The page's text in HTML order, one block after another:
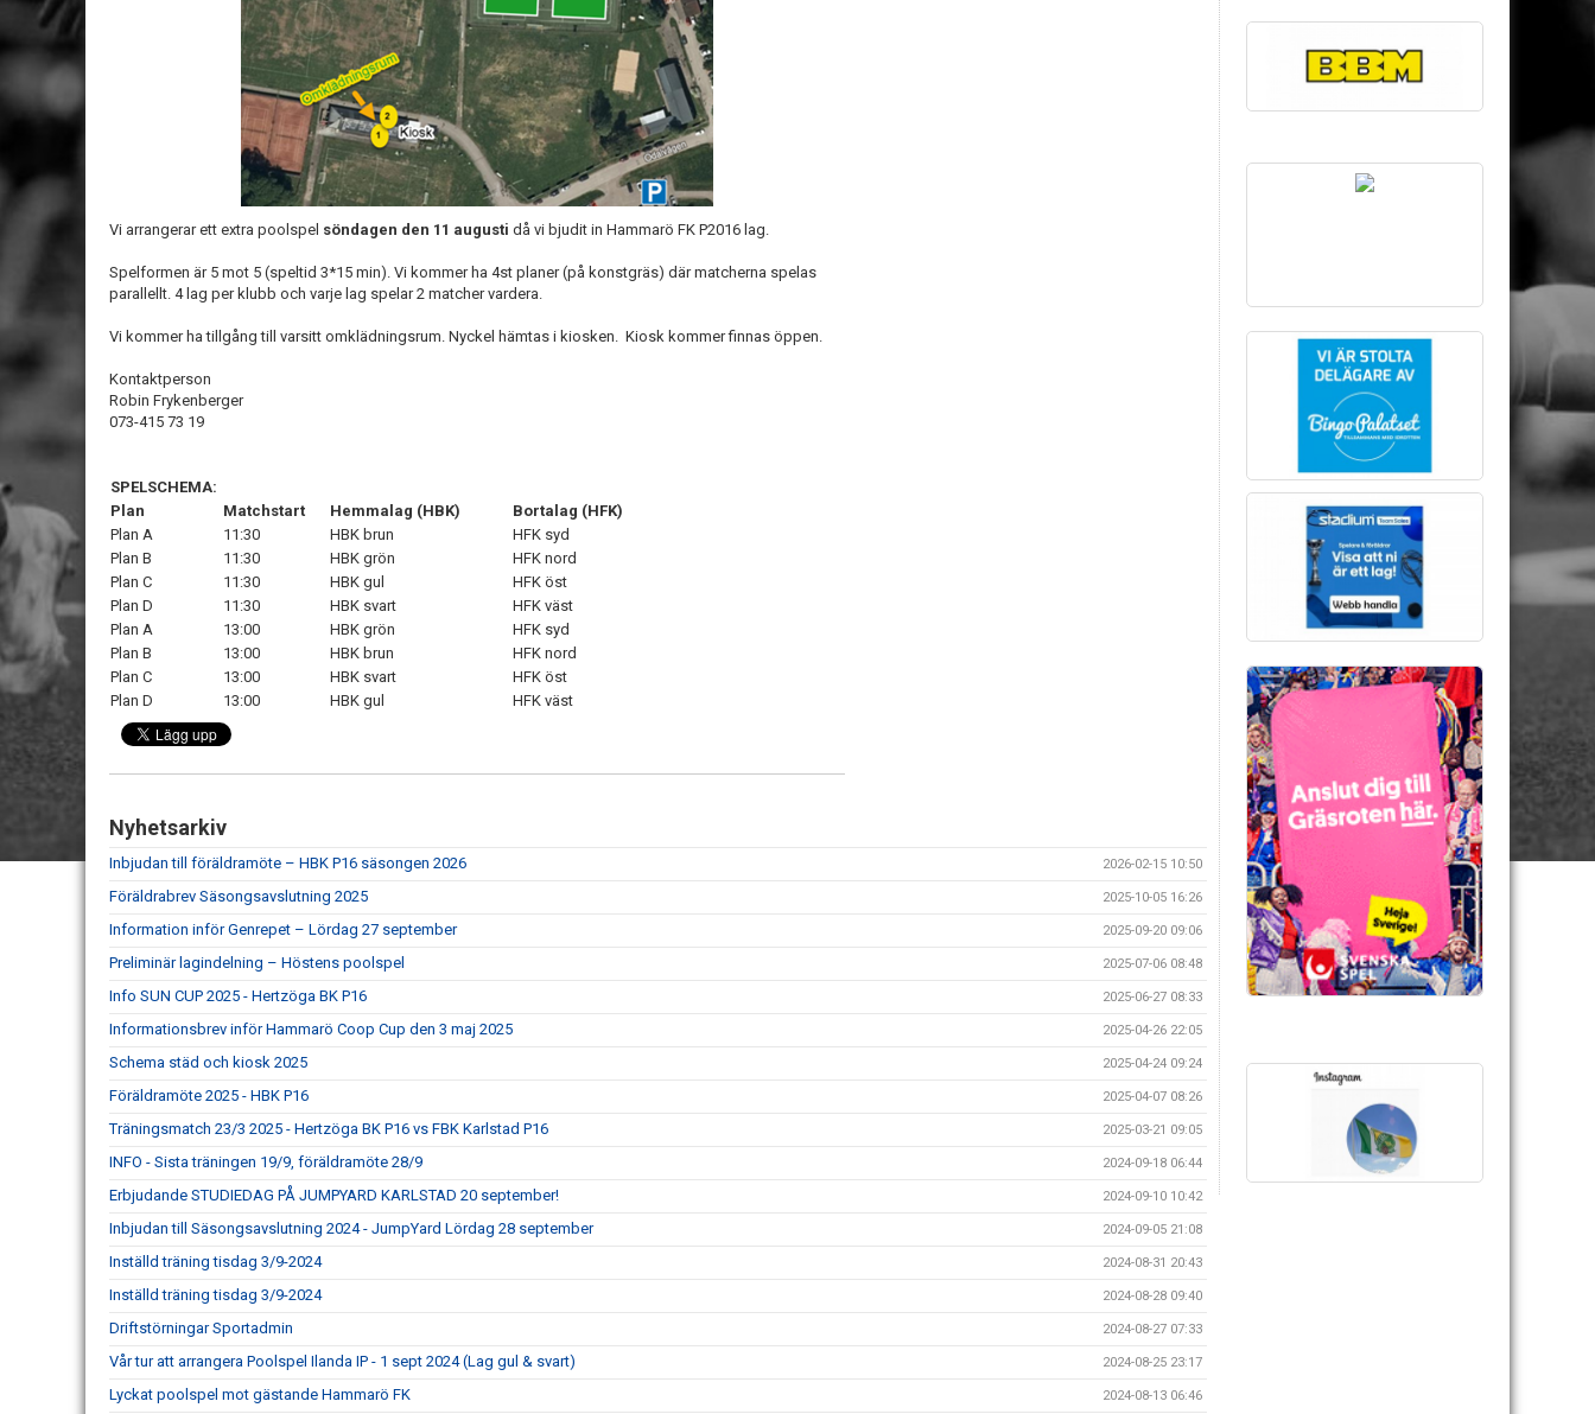
Vi arrangerar ett extra poolspel söndagen den 11 augusti då vi bjudit in Hammarö FK P2016 lag.
Spelformen är 5 mot 5 (speltid 3*15 min). Vi kommer ha 4st planer (på konstgräs) där matcherna spelas
parallellt. 4 lag per klubb och varje lag spelar 2 matcher vardera.
Vi kommer ha tillgång till varsitt omklädningsrum. Nyckel hämtas i kiosken. Kiosk kommer finnas öppen.
Kontaktperson
Robin Frykenberger
073-415 73 19
SPELSCHEMA:
Plan
Matchstart Hemmalag (HBK)
Bortalag (HFK)
Plan A
11:30 HBK brun
HFK syd
Plan B
11:30 HBK grön
HFK nord
Plan C
11:30 HBK gul
HFK öst
Plan D
11:30 HBK svart
HFK väst
Plan A
13:00 HBK grön
HFK syd
Plan B
13:00 HBK brun
HFK nord
Plan C
13:00 HBK svart
HFK öst
Plan D
13:00 HBK gul HFK väst
Nyhetsarkiv
Inbjudan till föräldramöte – HBK P16 säsongen 2026 2026-02-15 10:50
Föräldrabrev Säsongsavslutning 2025 2025-10-05 16:26
Information inför Genrepet – Lördag 27 september 2025-09-20 09:06
Preliminär lagindelning – Höstens poolspel 2025-07-06 08:48
Info SUN CUP 2025 - Hertzöga BK P16 2025-06-27 08:33
Informationsbrev inför Hammarö Coop Cup den 3 maj 2025 2025-04-26 22:05
Schema städ och kiosk 2025 2025-04-24 09:24
Föräldramöte 2025 - HBK P16 2025-04-07 08:26
Träningsmatch 23/3 2025 - Hertzöga BK P16 vs FBK Karlstad P16 2025-03-21 09:05
INFO - Sista träningen 19/9, föräldramöte 28/9 2024-09-18 06:44
Erbjudande STUDIEDAG PÅ JUMPYARD KARLSTAD 20 september! 2024-09-10 10:42
Inbjudan till Säsongsavslutning 2024 - JumpYard Lördag 28 september 2024-09-05 21:08
Inställd träning tisdag 3/9-2024 2024-08-31 20:43
Inställd träning tisdag 3/9-2024 2024-08-28 09:40
Driftstörningar Sportadmin 2024-08-27 07:33
Vår tur att arrangera Poolspel Ilanda IP - 1 sept 2024 (Lag gul & svart) 2024-08-25 23:17
Lyckat poolspel mot gästande Hammarö FK 2024-08-13 06:46